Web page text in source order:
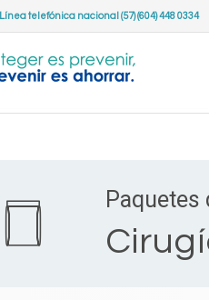
Línea telefónica nacional (57) (604) 448 0334